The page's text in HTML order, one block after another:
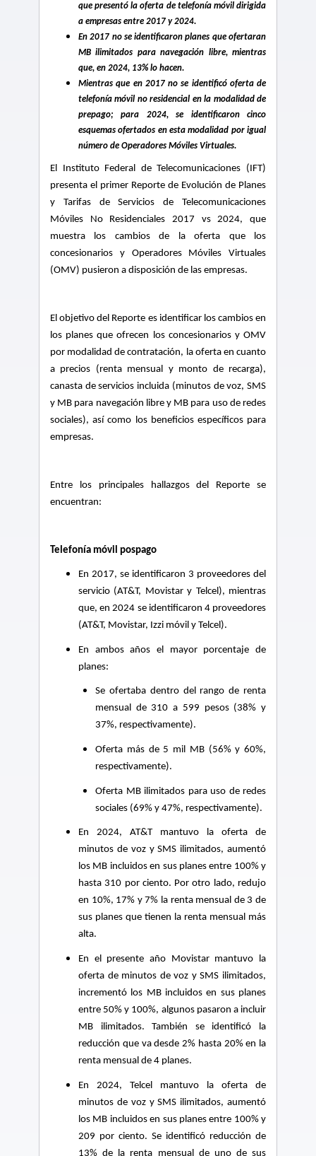
que presentó la oferta de telefonía móvil dirigida
a empresas entre 2017 y 2024.
En 2017 no se identificaron planes que ofertaran
MB ilimitados para navegación libre, mientras
que, en 2024, 13% lo hacen.
Mientras que en 2017 no se identificó oferta de
telefonía móvil no residencial en la modalidad de
prepago; para 2024, se identificaron cinco
esquemas ofertados en esta modalidad por igual
número de Operadores Móviles Virtuales.
El Instituto Federal de Telecomunicaciones (IFT)
presenta el primer Reporte de Evolución de Planes
y Tarifas de Servicios de Telecomunicaciones
Móviles No Residenciales 2017 vs 2024, que
muestra los cambios de la oferta que los
concesionarios y Operadores Móviles Virtuales
(OMV) pusieron a disposición de las empresas.
El objetivo del Reporte es identificar los cambios en
los planes que ofrecen los concesionarios y OMV
por modalidad de contratación, la oferta en cuanto
a precios (renta mensual y monto de recarga),
canasta de servicios incluida (minutos de voz, SMS
y MB para navegación libre y MB para uso de redes
sociales), así como los beneficios específicos para
empresas.
Entre los principales hallazgos del Reporte se
encuentran:
Telefonía móvil pospago
En 2017, se identificaron 3 proveedores del
servicio (AT&T, Movistar y Telcel), mientras
que, en 2024 se identificaron 4 proveedores
(AT&T, Movistar, Izzi móvil y Telcel).
En ambos años el mayor porcentaje de
planes:
Se ofertaba dentro del rango de renta
mensual de 310 a 599 pesos (38% y
37%, respectivamente).
Oferta más de 5 mil MB (56% y 60%,
respectivamente).
Oferta MB ilimitados para uso de redes
sociales (69% y 47%, respectivamente).
En 2024, AT&T mantuvo la oferta de
minutos de voz y SMS ilimitados, aumentó
los MB incluidos en sus planes entre 100% y
hasta 310 por ciento. Por otro lado, redujo
en 10%, 17% y 7% la renta mensual de 3 de
sus planes que tienen la renta mensual más
alta.
En el presente año Movistar mantuvo la
oferta de minutos de voz y SMS ilimitados,
incrementó los MB incluidos en sus planes
entre 50% y 100%, algunos pasaron a incluir
MB ilimitados. También se identificó la
reducción que va desde 2% hasta 20% en la
renta mensual de 4 planes.
En 2024, Telcel mantuvo la oferta de
minutos de voz y SMS ilimitados, aumentó
los MB incluidos en sus planes entre 100% y
209 por ciento. Se identificó reducción de
13% de la renta mensual de uno de sus